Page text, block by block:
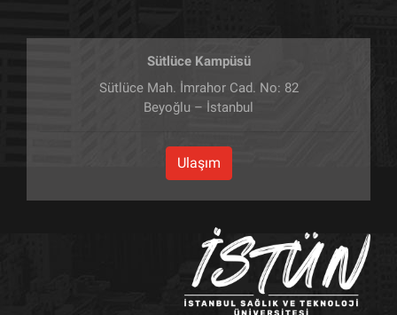
Sütlüce Kampüsü
Sütlüce Mah. İmrahor Cad. No: 82
Beyoğlu – İstanbul
Ulaşım